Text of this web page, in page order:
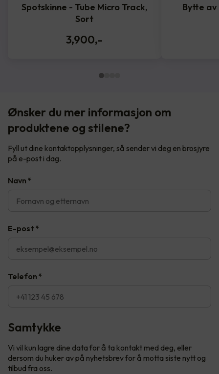
Spotskinne - Tube Micro Track,
Sort
3,900,-
Bytte
Ønsker du mer informasjon om
produktene og stilene?
Fyll ut dine kontaktopplysninger, så sender vi deg en brosjyre
på e-post i dag.
Navn *
E-post *
Telefon *
Samtykke
Vi vil kun lagre dine data for å ta kontakt med deg, eller
dersom du huker av på nyhetsbrev for å motta siste nytt og
tilbud fra oss.